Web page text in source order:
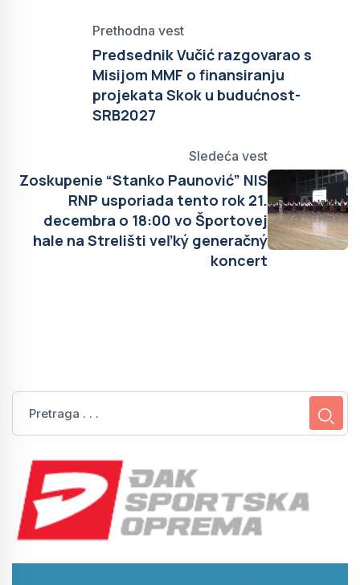
Prethodna vest
Predsednik Vučić razgovarao s
Misijom MMF o finansiranju
projekata Skok u budućnost-
SRB2027
Sledeća vest
Zoskupenie “Stanko Paunović” NIS
RNP usporiada tento rok 21.
decembra o 18:00 vo Športovej
hale na Strelišti veľký generačný
koncert